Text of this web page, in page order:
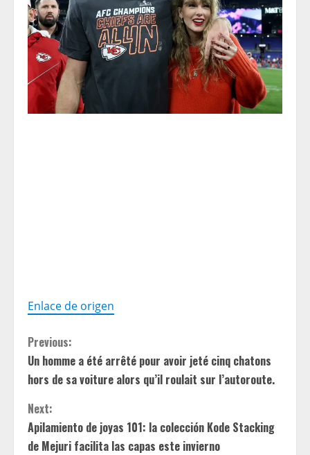
Enlace de origen
C
o
n
t
Previous:
Un homme a été arrêté pour avoir jeté cinq chatons
hors de sa voiture alors qu’il roulait sur l’autoroute.
Next:
Apilamiento de joyas 101: la colección Kode Stacking
de Mejuri facilita las capas este invierno